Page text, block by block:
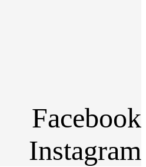
Facebook
Instagram